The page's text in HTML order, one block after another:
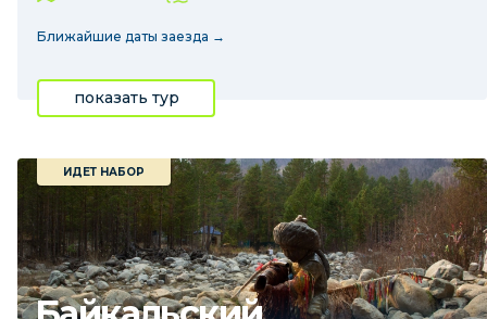
Ближайшие даты заезда →
показать тур
ИДЕТ НАБОР